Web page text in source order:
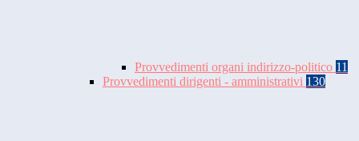
Provvedimenti organi indirizzo-politico 11
Provvedimenti dirigenti - amministrativi 130